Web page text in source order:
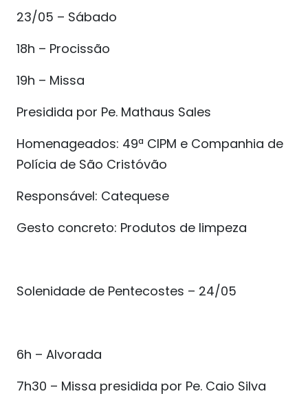
23/05 – Sábado
18h – Procissão
19h – Missa
Presidida por Pe. Mathaus Sales
Homenageados: 49ª CIPM e Companhia de
Polícia de São Cristóvão
Responsável: Catequese
Gesto concreto: Produtos de limpeza
Solenidade de Pentecostes – 24/05
6h – Alvorada
7h30 – Missa presidida por Pe. Caio Silva